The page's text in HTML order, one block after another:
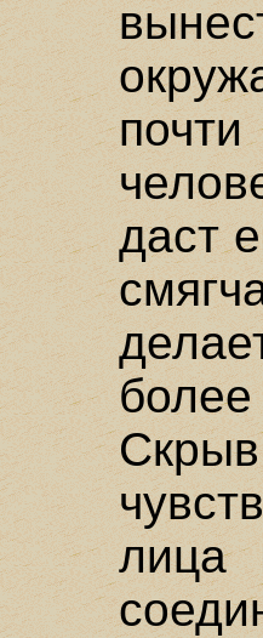
даст
лица